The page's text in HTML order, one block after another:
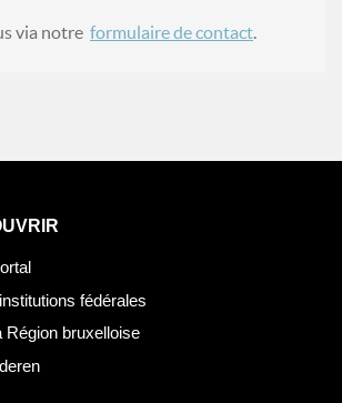
via notre formulaire de contact.
fédérales
Région bruxelloise